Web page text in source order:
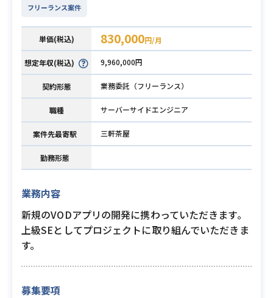
フリーランス案件
単価(税込) 830,000円/月
想定年収(税込) 9,960,000円
契約形態 業務委託（フリーランス）
職種 サーバーサイドエンジニア
案件先最寄駅 三軒茶屋
勤務形態
業務内容
新規のVODアプリの開発に携わっていただきます。
上級SEとしてプロジェクトに取り組んでいただきま
す。
募集要項